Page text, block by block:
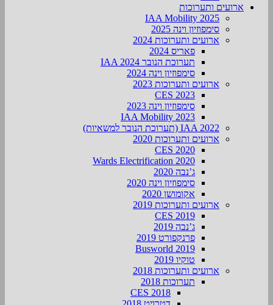
ארועים ותערוכות
2025 IAA Mobility
סימפוזיון וינה 2025
ארועים ותערוכות 2024
פאריס 2024
תערוכת הנובר IAA 2024
סימפוזיון וינה 2024
ארועים ותערוכות 2023
CES 2023
סימפוזיון וינה 2023
IAA Mobility 2023
IAA 2022 (תערוכת הנובר למשאיות)
ארועים ותערוכות 2020
CES 2020
Wards Electrification 2020
ג’נבה 2020
סימפוזיון וינה 2020
אקומושן 2020
ארועים ותערוכות 2019
CES 2019
ג’נבה 2019
פרנקפורט 2019
Busworld 2019
טוקיו 2019
ארועים ותערוכות 2018
תערוכות 2018
CES 2018